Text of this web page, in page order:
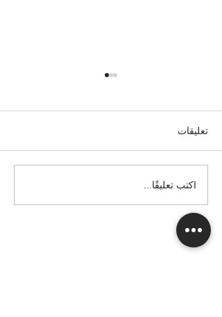
الدليل المتكامل لشراء طائرة
خاصة في المجر
تعليقات
اكتب تعليقًا...